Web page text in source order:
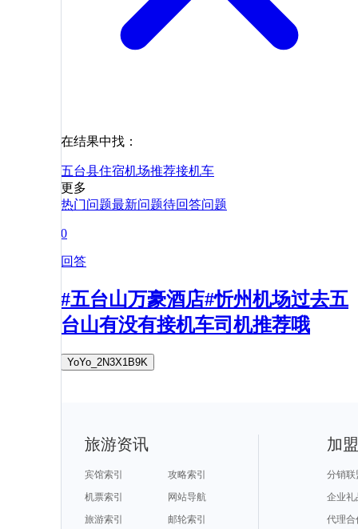
在结果中找：
五台县住宿机场推荐接机车
更多
热门问题最新问题待回答问题
0
回答
#五台山万豪酒店#忻州机场过去五
台山有没有接机车司机推荐哦
YoYo_2N3X1B9K
旅游资讯
宾馆索引
攻略索引
机票索引
网站导航
旅游索引
邮轮索引
加
分销联
企业礼
代理合